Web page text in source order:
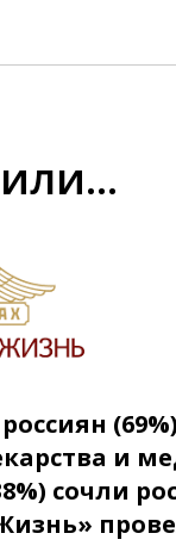
и
сочли